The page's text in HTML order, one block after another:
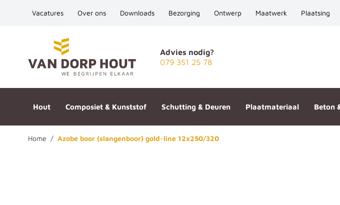
Vacatures Over ons Downloads Bezorging Ontwerp Maatwerk Plaatsing
Advies nodig?
079 351 25 78
Hout Composiet & Kunststof Schutting & Deuren Plaatmateriaal Beton
Home / Azobe boor (slangenboor) gold-line 12x250/320
Azobe boor (slangenboor) gold-line 12x250/